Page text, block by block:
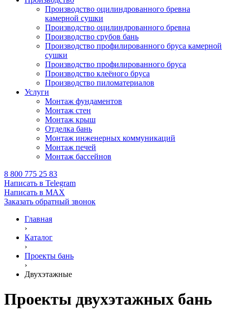
Производство оцилиндрованного бревна
камерной сушки
Производство оцилиндрованного бревна
Производство срубов бань
Производство профилированного бруса камерной
сушки
Производство профилированного бруса
Производство клеёного бруса
Производство пиломатериалов
Услуги
Монтаж фундаментов
Монтаж стен
Монтаж крыш
Отделка бань
Монтаж инженерных коммуникаций
Монтаж печей
Монтаж бассейнов
8 800 775 25 83
Написать в Telegram
Написать в MAX
Заказать обратный звонок
Главная
›
Каталог
›
Проекты бань
›
Двухэтажные
Проекты двухэтажных бань